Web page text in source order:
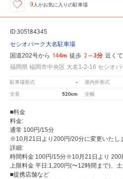
9 人がお気に入りの駐車場
ID:305184345
セシオパーク大名駐車場
国道202号から 144m 徒歩 2～3分 近く
福岡県 福岡市中央区 大名1-2-16 セシオパ
駐車場形式 - 屋内外形式
全長 520cm 全幅
■料金
料金:
通常 100円/15分
※10月21日より200円/20分に変更いたし
詳細:
時間料金 100円/15分※10月21日より 200
上限料金 平日:1,200円(〜12時間まで)、
■提携店舗など